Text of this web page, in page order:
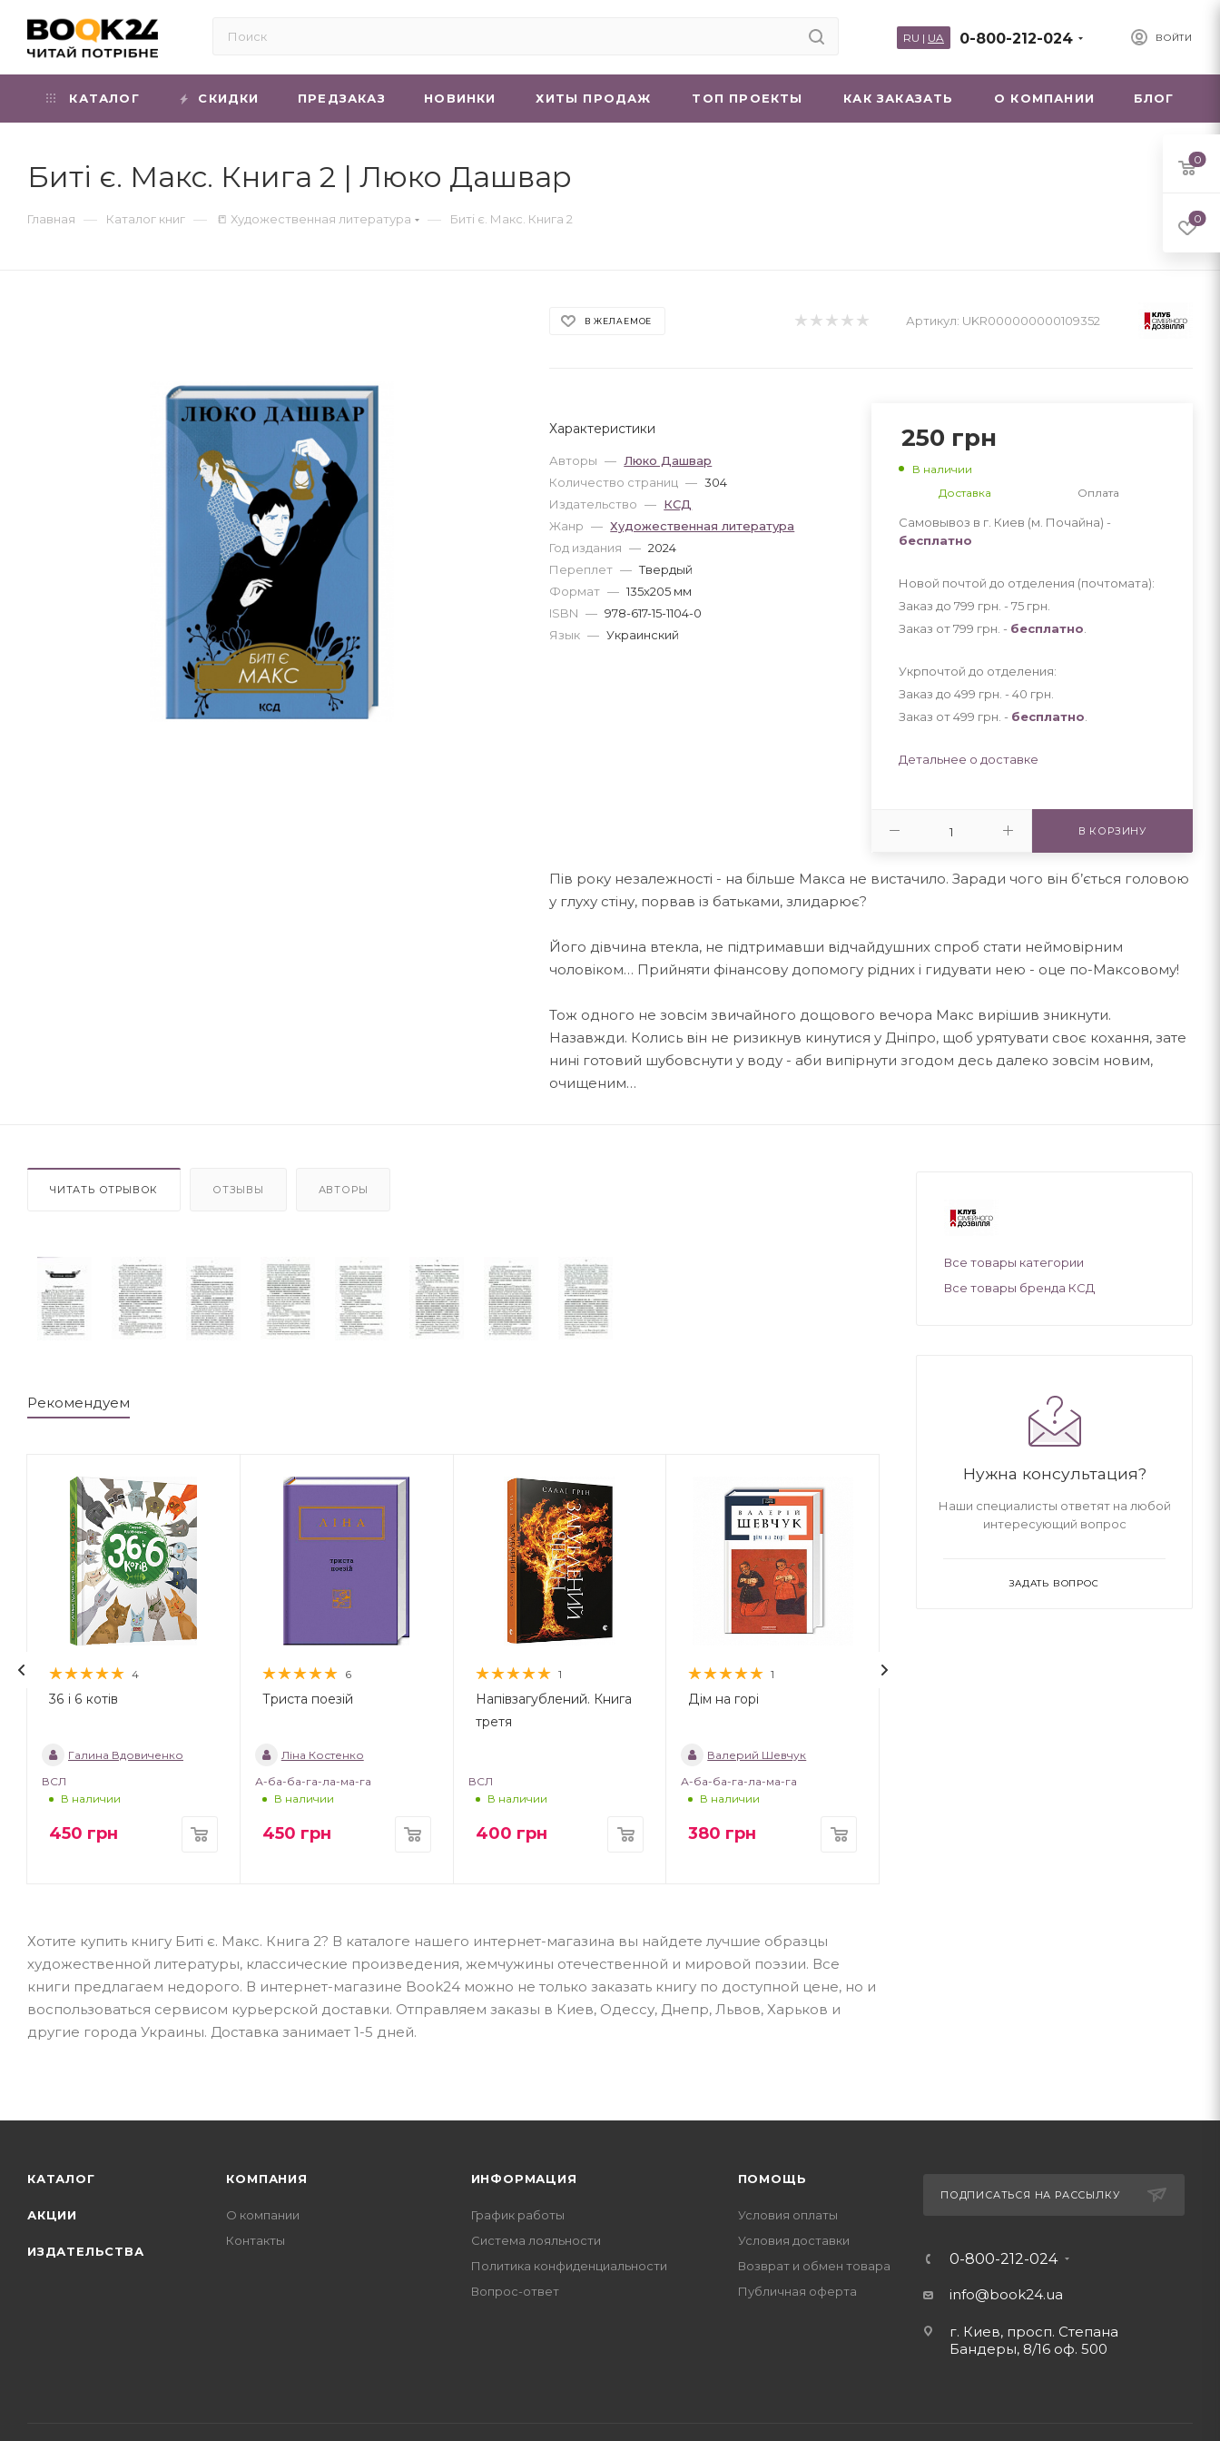
ВОЙТИ
0-800-212-024
RU | UA
КАТАЛОГ СКИДКИ ПРЕДЗАКАЗ НОВИНКИ ХИТЫ ПРОДАЖ ТОП ПРОЕКТЫ КАК ЗАКАЗАТЬ О КОМПАНИИ БЛОГ
Биті є. Макс. Книга 2 | Люко Дашвар
Главная — Каталог книг — 📒 Художественная литература — Биті є. Макс. Книга 2
В ЖЕЛАЕМОЕ Артикул: UKR000000000109352
Характеристики
Авторы — Люко Дашвар
Количество страниц — 304
Издательство — КСД
Жанр — Художественная литература
Год издания — 2024
Переплет — Твердый
Формат — 135x205 мм
ISBN — 978-617-15-1104-0
Язык — Украинский
250 грн
В наличии
Доставка
Оплата
Самовывоз в г. Киев (м. Почайна) -
бесплатно
Новой почтой до отделения (почтомата):
Заказ до 799 грн. - 75 грн
Заказ от 799 грн. - бесплатно
Укрпочтой до отделения:
Заказ до 499 грн. - 40 грн
Заказ от 499 грн. - бесплатно
Детальнее о доставке
В КОРЗИНУ
Пів року незалежності - на більше Макса не вистачило. Заради чого він б’ється головою
у глуху стіну, порвав із батьками, злидарює?
Його дівчина втекла, не підтримавши відчайдушних спроб стати неймовірним
чоловіком… Прийняти фінансову допомогу рідних і гидувати нею - оце по-Максовому!
Тож одного не зовсім звичайного дощового вечора Макс вирішив зникнути.
Назавжди. Колись він не ризикнув кинутися у Дніпро, щоб урятувати своє кохання, зате
нині готовий шубовснути у воду - аби випірнути згодом десь далеко зовсім новим,
очищеним…
ЧИТАТЬ ОТРЫВОК ОТЗЫВЫ АВТОРЫ
Рекомендуем
4
36 і 6 котів
Галина Вдовиченко
ВСЛ
В наличии
450 грн
6
Триста поезій
Ліна Костенко
А-ба-ба-га-ла-ма-га
В наличии
450 грн
1
Напівзагублений. Книга
третя
ВСЛ
В наличии
400 грн
1
Дім на горі
Валерий Шевчук
А-ба-ба-га-ла-ма-га
В наличии
380 грн
Хотите купить книгу Биті є. Макс. Книга 2? В каталоге нашего интернет-магазина вы найдете лучшие образцы
художественной литературы, классические произведения, жемчужины отечественной и мировой поэзии. Все
книги предлагаем недорого. В интернет-магазине Book24 можно не только заказать книгу по доступной цене, но и
воспользоваться сервисом курьерской доставки. Отправляем заказы в Киев, Одессу, Днепр, Львов, Харьков и
другие города Украины. Доставка занимает 1-5 дней.
Все товары категории
Все товары бренда КСД
Нужна консультация?
Наши специалисты ответят на любой
интересующий вопрос
ЗАДАТЬ ВОПРОС
КАТАЛОГ
АКЦИИ
ИЗДАТЕЛЬСТВА
КОМПАНИЯ
О компании
Контакты
ИНФОРМАЦИЯ
График работы
Система лояльности
Политика конфиденциальности
Вопрос-ответ
ПОМОЩЬ
Условия оплаты
Условия доставки
Возврат и обмен товара
Публичная оферта
ПОДПИСАТЬСЯ НА РАССЫЛКУ
0-800-212-024
info@book24.ua
г. Киев, просп. Степана
Бандеры, 8/16 оф. 500
0
0